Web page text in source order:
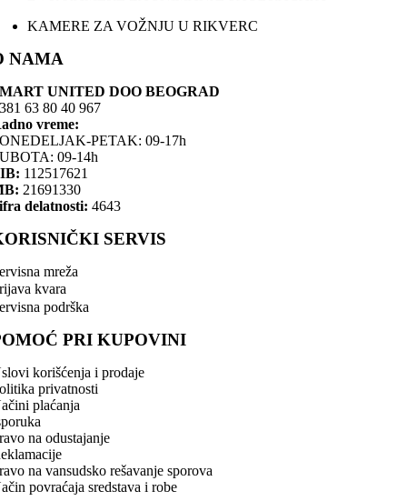
KAMERE ZA VOŽNJU U RIKVERC
NAMA
UNITED DOO BEOGRAD
63 80 40 967
vreme:
PETAK: 09-17h
09-14h
112517621
21691330
delatnosti: 4643
SERVIS
mreža
kvara
podrška
PRI KUPOVINI
korišćenja i prodaje
privatnosti
plaćanja
na odustajanje
na vansudsko rešavanje sporova
povraćaja sredstava i robe